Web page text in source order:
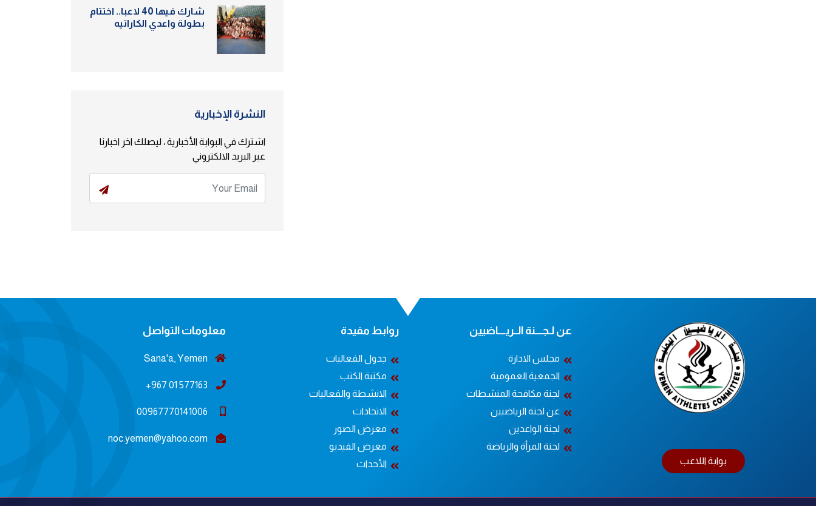
شارك فيها 40 لاعبا.. اختتام
بطولة واعدي الكاراتيه
النشرة الإخبارية
اشترك في البوابة الأخبارية ، ليصلك اخر اخبارنا
عبر البريد الالكتروني
بوابة اللاعب
عن لـجــــنة الــريــــاضيين
مجلس الادارة
الجمعية العمومية
لجنة مكافحة المنشطات
عن لجنة الرياضيين
لجنة الواعدين
لجنة المرأة والرياضة
روابط مفيدة
جدول الفعاليات
مكتبة الكتب
الانشطة والفعاليات
الاتحادات
معرض الصور
معرض الفيديو
الأحداث
معلومات التواصل
Sana'a, Yemen
577163 01 967+
00967770141006
noc.yemen@yahoo.com